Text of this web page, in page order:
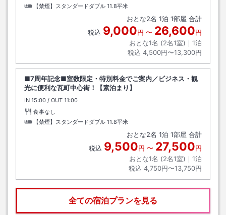
【禁煙】スタンダードダブル 11.8平米
おとな2名 1泊 1部屋 合計
税込 9,000円 〜 26,600円
おとな1名 (2名1室)｜ 1泊
税込 4,500円〜13,300円
■7周年記念■室数限定・特別料金でご案内／ビジネス・観
光に便利な瓦町中心街！【素泊まり】
IN チェックイン
15:00 / OUT チェックアウト
11:00
食事なし
【禁煙】スタンダードダブル 11.8平米
おとな2名 1泊 1部屋 合計
税込 9,500円 〜 27,500円
おとな1名 (2名1室)｜ 1泊
税込 4,750円〜13,750円
全ての宿泊プランを見る